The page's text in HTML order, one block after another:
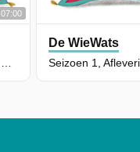
07:00
De WieWats